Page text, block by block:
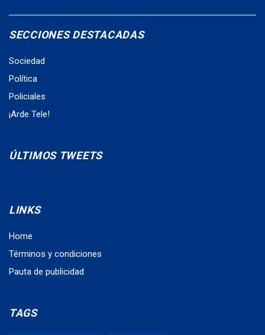
SECCIONES DESTACADAS
Sociedad
Política
Policiales
¡Arde Tele!
ÚLTIMOS TWEETS
LINKS
Home
Términos y condiciones
Pauta de publicidad
TAGS